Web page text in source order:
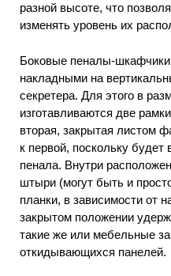
разной высоте, что
изменять уровень их
Боковые пеналы-
накладными на
секретера. Для этого в
изготавливаются две
вторая, закрытая листом
к первой, поскольку
пенала. Внутри
штыри (могут быть и
планки, в зависимости от
закрытом положении
такие же или мебельные
откидывающихся панелей.